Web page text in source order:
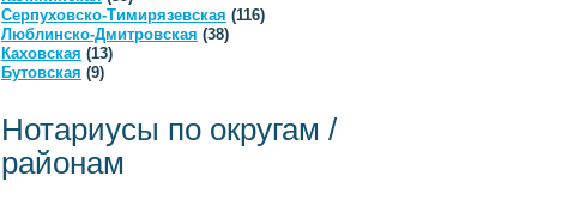
Серпуховско-Тимирязевская (116)
Люблинско-Дмитровская (38)
Каховская (13)
Бутовская (9)
Нотариусы по округам /
районам